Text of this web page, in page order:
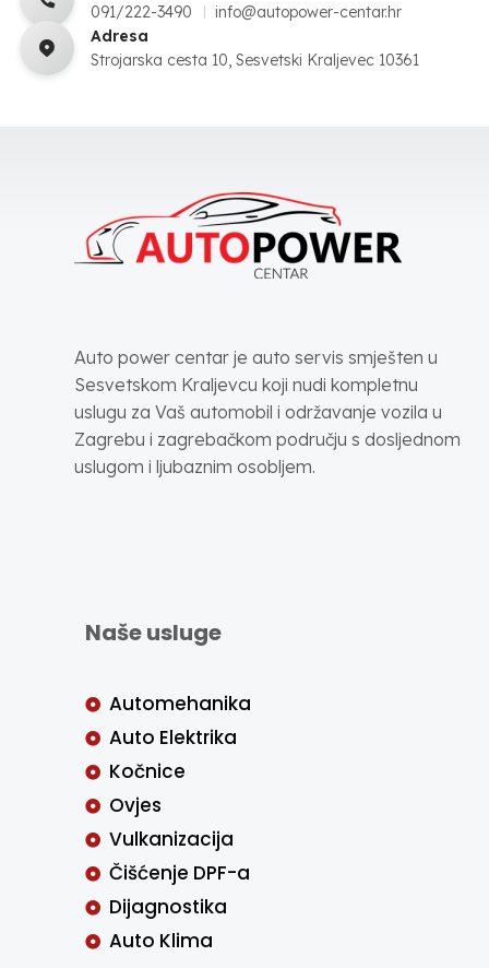
091/222-3490
info@autopower-centar.hr
Adresa
Strojarska cesta 10, Sesvetski Kraljevec 10361
Auto power centar je auto servis smješten u
Sesvetskom Kraljevcu koji nudi kompletnu
uslugu za Vaš automobil i održavanje vozila u
Zagrebu i zagrebačkom području s dosljednom
uslugom i ljubaznim osobljem.
Naše usluge
Automehanika
Auto Elektrika
Kočnice
Ovjes
Vulkanizacija
Čišćenje DPF-a
Dijagnostika
Auto Klima